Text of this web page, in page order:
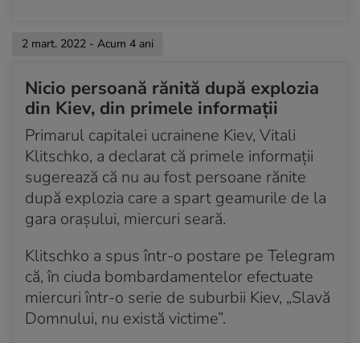
2 mart. 2022 - Acum 4 ani
Nicio persoană rănită după explozia
din Kiev, din primele informații
Primarul capitalei ucrainene Kiev, Vitali
Klitschko, a declarat că primele informații
sugerează că nu au fost persoane rănite
după explozia care a spart geamurile de la
gara orașului, miercuri seară.
Klitschko a spus într-o postare pe Telegram
că, în ciuda bombardamentelor efectuate
miercuri într-o serie de suburbii Kiev, „Slavă
Domnului, nu există victime”.